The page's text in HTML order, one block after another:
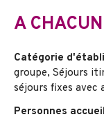
A
Catégorie
groupe, Séjours
séjours fixes
Personnes